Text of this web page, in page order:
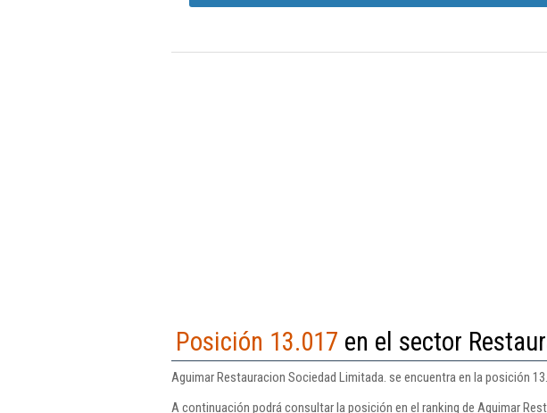
Posición 13.017 en el sector
Aguimar Restauracion Sociedad Limitada. se encuentra en la posición
A continuación podrá consultar la posición en el ranking de Aguimar